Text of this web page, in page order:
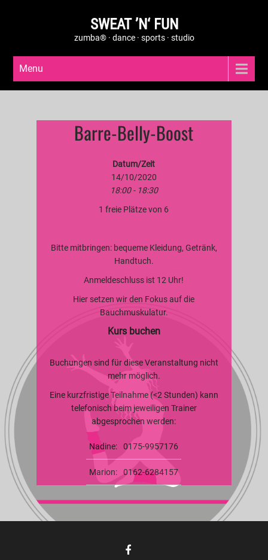
SWEAT ’N‘ FUN
zumba® · dance · sports · studio
Menu
Barre-Belly-Boost
Datum/Zeit
14/10/2020
18:00 - 18:30
1 freie Plätze von 6
Bitte mitbringen: bequeme Kleidung, Getränk,
Handtuch.
Anmeldeschluss ist 12 Uhr!
Hier setzen wir den Fokus auf die
Bauchmuskulatur.
Kurs buchen
Buchungen sind für diese Veranstaltung nicht
mehr möglich.
Eine kurzfristige Teilnahme (<2 Stunden) kann
telefonisch beim jeweiligen Trainer
abgesprochen werden:
Nadine: 0175-9957176
Marion: 0162-6284157